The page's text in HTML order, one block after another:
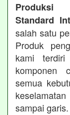
Standard
salah satu
Produk
kami
komponen
semua
sampai garis.